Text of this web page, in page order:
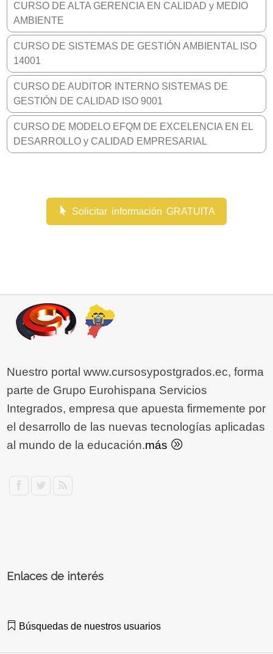
CURSO DE ALTA GERENCIA EN CALIDAD y MEDIO
AMBIENTE
CURSO DE SISTEMAS DE GESTIÓN AMBIENTAL ISO
14001
CURSO DE AUDITOR INTERNO SISTEMAS DE
GESTIÓN DE CALIDAD ISO 9001
CURSO DE MODELO EFQM DE EXCELENCIA EN EL
DESARROLLO y CALIDAD EMPRESARIAL
Solicitar información GRATUITA
Nuestro portal www.cursosypostgrados.ec, forma
parte de Grupo Eurohispana Servicios
Integrados, empresa que apuesta firmemente por
el desarrollo de las nuevas tecnologías aplicadas
al mundo de la educación.más
Enlaces de interés
Búsquedas de nuestros usuarios